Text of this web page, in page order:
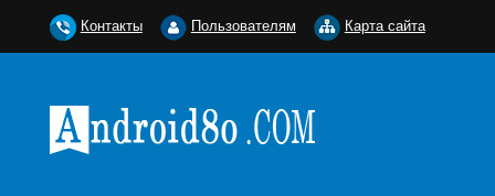
Контакты Пользователям Карта сайта